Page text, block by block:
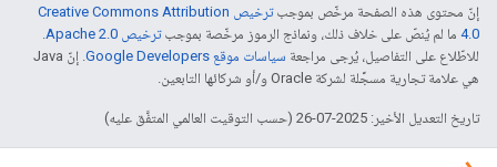
إنّ محتوى هذه الصفحة مرخّص بموجب
ترخيص Creative Commons Attribution
4.0‏ ما لم يُنصّ على خلاف ذلك، ونماذج الرموز مرخّصة بموجبترخيص Apache 2.0‏
.
للاطّلاع على التفاصيل، يُرجى مراجعة سياسات موقع Google Developers‏
. إنّ Java
هي علامة تجارية مسجَّلة لشركة Oracle و/أو شركائها التابعين.
تاريخ التعديل الأخير: 2025-07-26 (حسب التوقيت العالمي المتفَّق عليه)